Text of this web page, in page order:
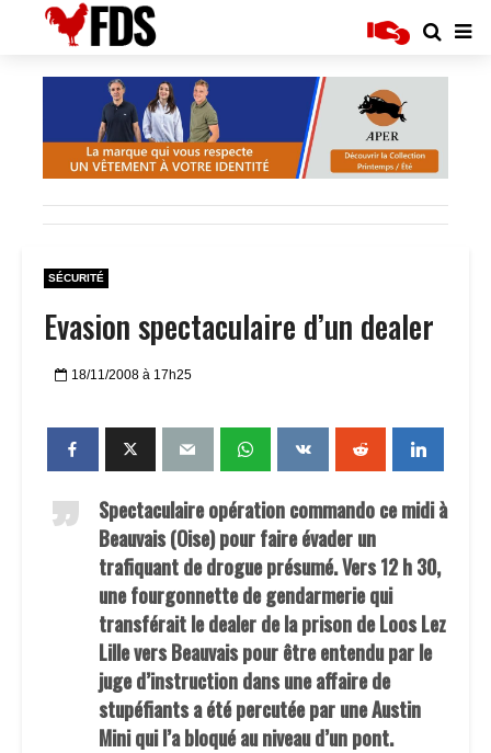
SÉCURITÉ
Evasion spectaculaire d’un dealer
18/11/2008 à 17h25
Spectaculaire opération commando ce midi à
Beauvais (Oise) pour faire évader un
trafiquant de drogue présumé. Vers 12 h 30,
une fourgonnette de gendarmerie qui
transférait le dealer de la prison de Loos Lez
Lille vers Beauvais pour être entendu par le
juge d’instruction dans une affaire de
stupéfiants a été percutée par une Austin
Mini qui l’a bloqué au niveau d’un pont.